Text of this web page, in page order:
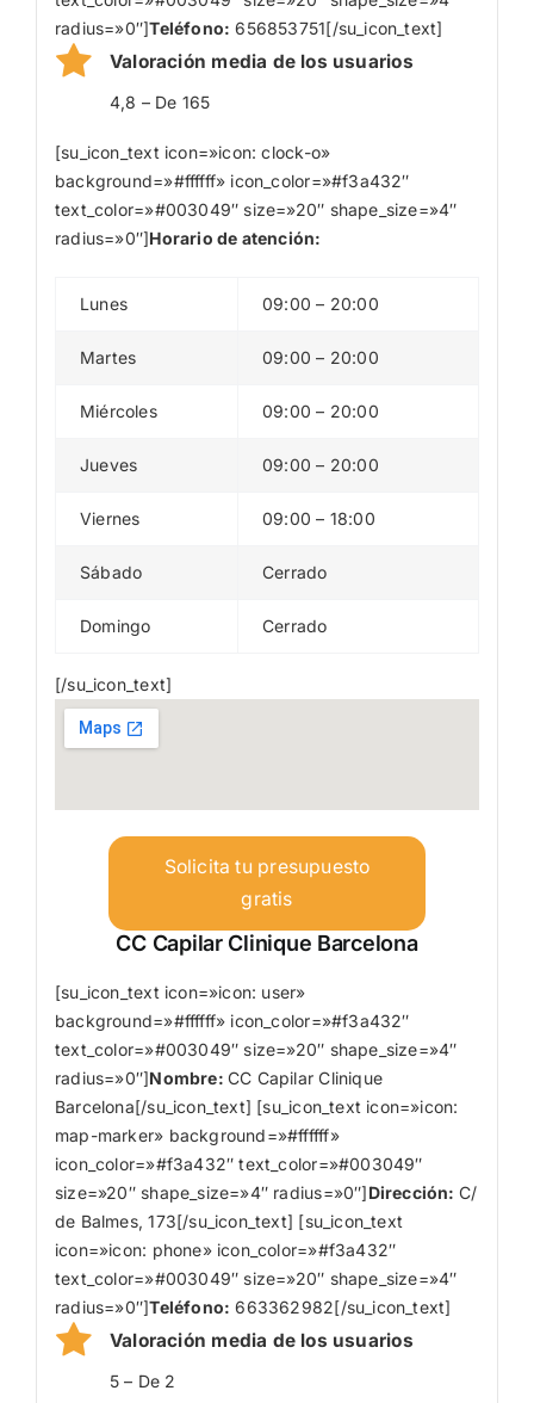
radius=»0″]Teléfono: 656853751[/su_icon_text]
Valoración media de los usuarios
4,8 – De 165
[su_icon_text icon=»icon: clock-o»
background=»#ffffff» icon_color=»#f3a432″
text_color=»#003049″ size=»20″ shape_size=»4″
radius=»0″]Horario de atención:
Lunes 09:00 – 20:00
Martes 09:00 – 20:00
Miércoles 09:00 – 20:00
Jueves 09:00 – 20:00
Viernes 09:00 – 18:00
Sábado Cerrado
Domingo Cerrado
[/su_icon_text]
Solicita tu presupuesto
gratis
CC Capilar Clinique Barcelona
[su_icon_text icon=»icon: user»
background=»#ffffff» icon_color=»#f3a432″
text_color=»#003049″ size=»20″ shape_size=»4″
radius=»0″]Nombre: CC Capilar Clinique
Barcelona[/su_icon_text] [su_icon_text icon=»icon:
map-marker» background=»#ffffff»
icon_color=»#f3a432″ text_color=»#003049″
size=»20″ shape_size=»4″ radius=»0″]Dirección: C/
de Balmes, 173[/su_icon_text] [su_icon_text
icon=»icon: phone» icon_color=»#f3a432″
text_color=»#003049″ size=»20″ shape_size=»4″
radius=»0″]Teléfono: 663362982[/su_icon_text]
Valoración media de los usuarios
5 – De 2